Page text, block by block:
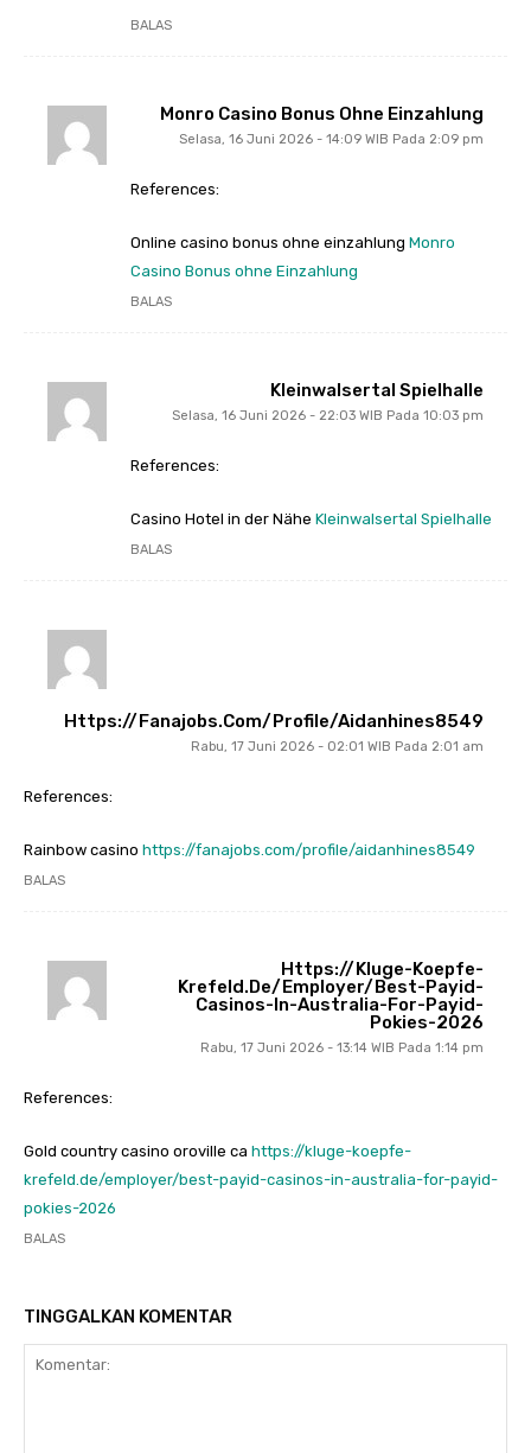
BALAS
Monro Casino Bonus Ohne Einzahlung
Selasa, 16 Juni 2026 - 14:09 WIB Pada 2:09 pm
References:
Online casino bonus ohne einzahlung Monro
Casino Bonus ohne Einzahlung
BALAS
Kleinwalsertal Spielhalle
Selasa, 16 Juni 2026 - 22:03 WIB Pada 10:03 pm
References:
Casino Hotel in der Nähe Kleinwalsertal Spielhalle
BALAS
Https://fanajobs.com/profile/aidanhines8549
Rabu, 17 Juni 2026 - 02:01 WIB Pada 2:01 am
References:
Rainbow casino https://fanajobs.com/profile/aidanhines8549
BALAS
Https://kluge-Koepfe-
Krefeld.de/employer/best-Payid-
Casinos-In-Australia-For-Payid-
Pokies-2026
Rabu, 17 Juni 2026 - 13:14 WIB Pada 1:14 pm
References:
Gold country casino oroville ca https://kluge-koepfe-
krefeld.de/employer/best-payid-casinos-in-australia-for-payid-
pokies-2026
BALAS
TINGGALKAN KOMENTAR